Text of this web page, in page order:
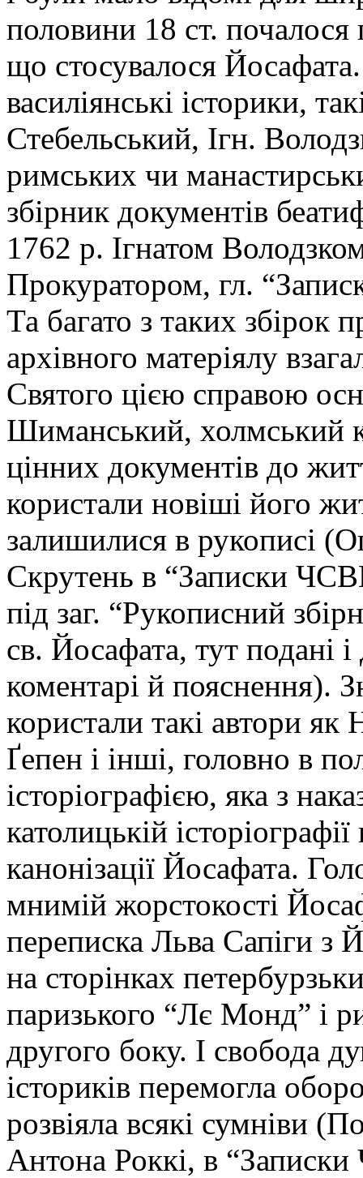
половини 18 ст. почалося
що стосувалося
василіянські історики,
Стебельський, Ігн.
римських чи
збірник документів
1762 р. Ігнатом
Прокуратором, гл.
Та багато з таких збірок
архівного матеріялу
Святого цією справою
Шиманський, холмський
цінних документів до
користали новіші його
залишилися в рукописі
Скрутень в “Записки
під заг. “Рукописний
св. Йосафата, тут подані і
коментарі й пояснення).
користали такі автори
Ґепен і інші, головно в
історіографією, яка з
католицькій
канонізації Йосафата.
мнимій жорстокості
переписка Льва Сапіги з
на сторінках
паризького “Лє Монд” і
другого боку. І свобода
істориків перемогла
розвіяла всякі сумніви
Антона Роккі, в